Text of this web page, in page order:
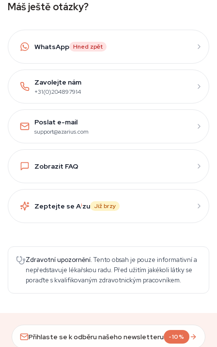
Máš ještě otázky?
WhatsApp Hned zpět
Zavolejte nám
+31(0)204897914
Poslat e-mail
support@azarius.com
Zobrazit FAQ
Zeptejte se Aizu Již brzy
Zdravotní upozornění. Tento obsah je pouze informativní a
nepředstavuje lékařskou radu. Před užitím jakékoli látky se
poraďte s kvalifikovaným zdravotnickým pracovníkem.
Přihlaste se k odběru našeho newsletteru -10%